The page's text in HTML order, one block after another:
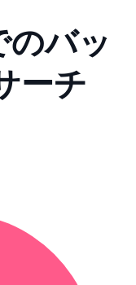
バッ
ーチ